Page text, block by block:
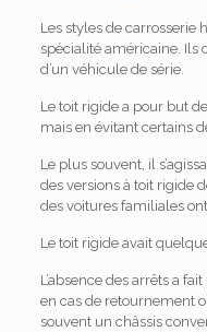
Les styles de carrosserie
spécialité américaine. Ils
d’un véhicule de série.
Le toit rigide a pour but
mais en évitant certains
Le plus souvent, il
des versions à toit rigide
des voitures familiales
Le toit rigide avait
L’absence des arrêts a
en cas de retournement
souvent un châssis